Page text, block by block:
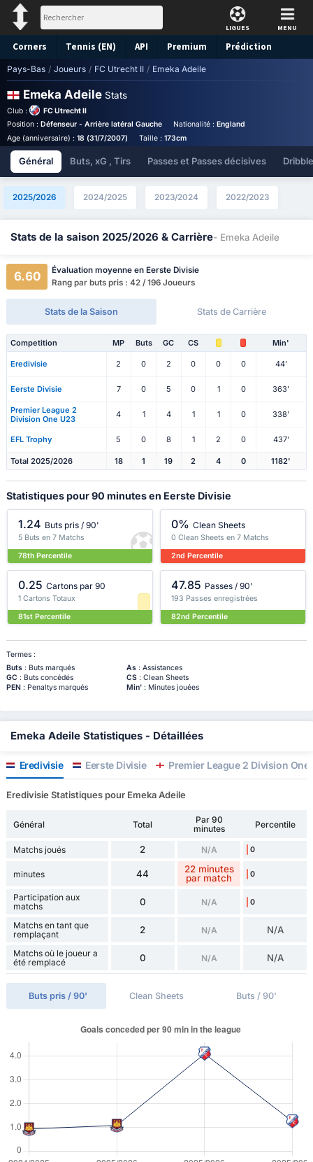
LIGUES MENU
Corners Tennis (EN) API Premium Prédiction
Pays-Bas / Joueurs / FC Utrecht II / Emeka Adeile
Emeka Adeile Stats
Club :
FC Utrecht II
Position : Défenseur - Arrière latéral Gauche Nationalité : England
Age (anniversaire) : 18 (31/7/2007) Taille : 173cm
Général Buts, xG , Tirs Passes et Passes décisives
2025/2026 2024/2025 2023/2024 2022/2023
Stats de la saison 2025/2026 & Carrière- Emeka Adeile
6.60
Évaluation moyenne en Eerste Divisie
Rang par buts pris : 42 / 196 Joueurs
Stats de la Saison Stats de Carrière
Competition MP Buts GC CS Min'
Eredivisie 2 0 2 0 0 0 44'
Eerste Divisie 7 0 5 0 1 0 363'
Premier League 2
Division One U23
4 1 4 1 1 0 338'
EFL Trophy 5 0 8 1 2 0 437'
Total 2025/2026 18 1 19 2 4 0 1182'
Statistiques pour 90 minutes en Eerste Divisie
1.24 Buts pris / 90'
5 Buts en 7 Matchs
78th Percentile
0% Clean Sheets
0 Clean Sheets en 7 Matchs
2nd Percentile
0.25 Cartons par 90
1 Cartons Totaux
81st Percentile
47.85 Passes / 90'
193 Passes enregistrées
82nd Percentile
Termes :
Buts: Buts marqués As: Assistances
GC : Buts concédés CS: Clean Sheets
PEN: Penaltys marqués Min': Minutes jouées
Emeka Adeile Statistiques - Détaillées
Eredivisie Eerste Divisie Premier League 2 Division One
Eredivisie Statistiques pour Emeka Adeile
Général Total
Par 90
minutes
Percentile
Matchs joués 2 N/A 0
minutes 44
22 minutes
par match
0
Participation aux
matchs
0 N/A 0
Matchs en tant que
remplaçant
2 N/A N/A
Matchs où le joueur a
été remplacé
0 N/A N/A
Buts pris / 90' Clean Sheets Buts / 90'